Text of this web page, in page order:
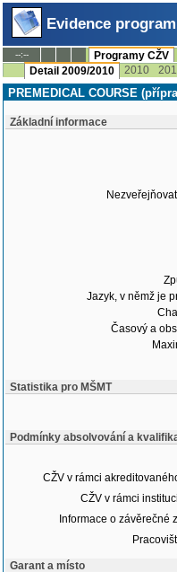
Evidence
--:-- Programy CŽV
Detail 2009/2010
2010
PREMEDICAL COURSE
Základní informace
Jazyk, v němž je
Časový a
Statistika pro MŠMT
Podmínky absolvování a
CŽV v rámci
CŽV v rámci
Informace o závěrečné
Garant a místo